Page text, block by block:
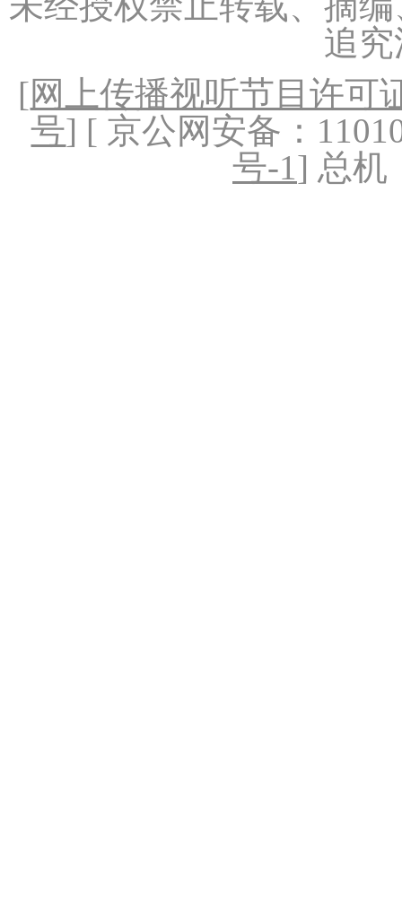
追
[网上传播视听节目许可
号] [ 京公网安备：
号-1] 总机